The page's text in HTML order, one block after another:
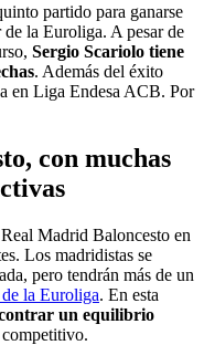
partido para ganarse
la Euroliga. A pesar de
Sergio Scariolo tiene
. Además del éxito
en Liga Endesa ACB. Por
con muchas
Madrid Baloncesto en
Los madridistas se
pero tendrán más de un
la Euroliga. En esta
un equilibrio
competitivo.